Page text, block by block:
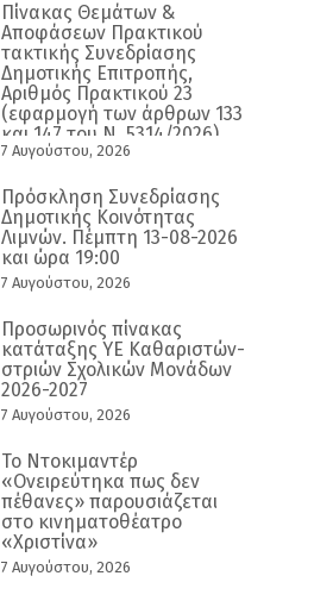
Πίνακας Θεμάτων &
Αποφάσεων Πρακτικού
τακτικής Συνεδρίασης
Δημοτικής Επιτροπής,
Αριθμός Πρακτικού 23
(εφαρμογή των άρθρων 133
και 147 του Ν. 5314/2026)
7 Αυγούστου, 2026
Πρόσκληση Συνεδρίασης
Δημοτικής Κοινότητας
Λιμνών. Πέμπτη 13-08-2026
και ώρα 19:00
7 Αυγούστου, 2026
Προσωρινός πίνακας
κατάταξης ΥΕ Καθαριστών-
στριών Σχολικών Μονάδων
2026-2027
7 Αυγούστου, 2026
Το Ντοκιμαντέρ
«Ονειρεύτηκα πως δεν
πέθανες» παρουσιάζεται
στο κινηματοθέατρο
«Χριστίνα»
7 Αυγούστου, 2026